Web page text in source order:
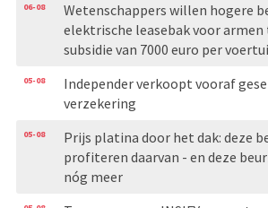
06-08
Wetenschappers willen hogere
elektrische leasebak voor
subsidie van 7000 euro per
05-08
Independer verkoopt vooraf
verzekering
05-08
Prijs platina door het dak: deze
profiteren daarvan - en deze
nóg meer